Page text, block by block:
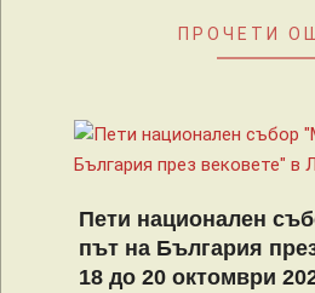
ПРОЧЕТИ
Пети национален
път на България
18 до 20 октомври